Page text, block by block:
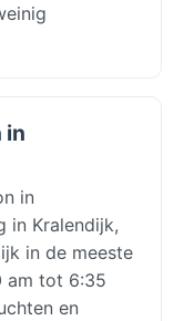
in
in
in Kralendijk,
in de meeste
am tot 6:35
en